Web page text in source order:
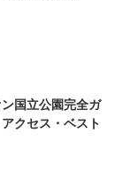
国立公園完全ガ
クセス・ベスト